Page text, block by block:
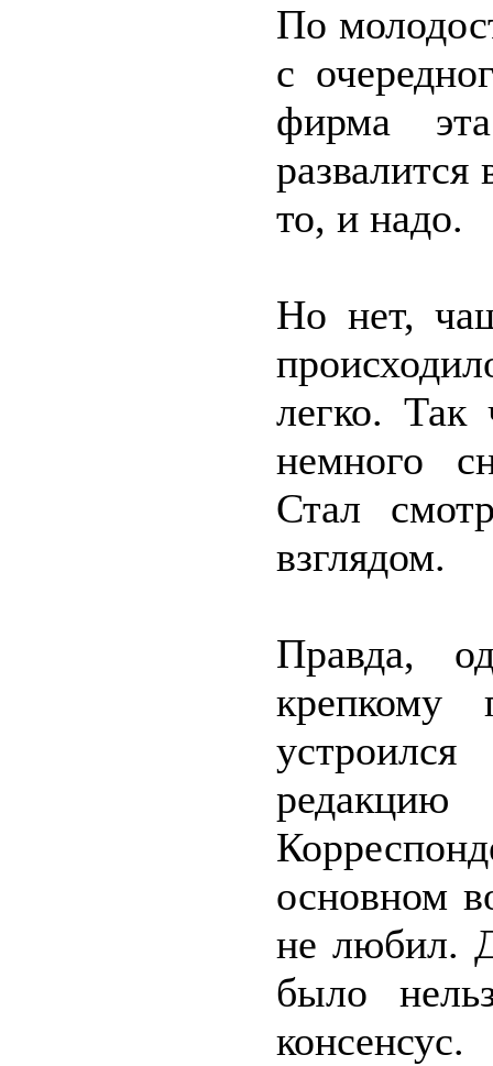
По
с
фирма
то, и надо.
Но нет,
легко.
немного
Стал
взглядом.
Правда,
крепкому
редакцию
основном
не любил.
было
консенсус.